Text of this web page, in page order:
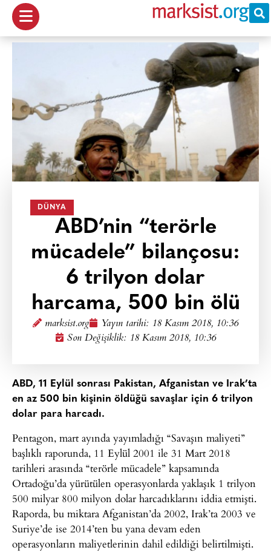
DÜNYA
ABD’nin “terörle
mücadele” bilançosu:
6 trilyon dolar
harcama, 500 bin ölü
marksist.org Yayın tarihi: 18 Kasım 2018, 10:36
Son Değişiklik: 18 Kasım 2018, 10:36
ABD, 11 Eylül sonrası Pakistan, Afganistan ve Irak’ta
en az 500 bin kişinin öldüğü savaşlar için 6 trilyon
dolar para harcadı.
Pentagon, mart ayında yayımladığı “Savaşın maliyeti”
başlıklı raporunda, 11 Eylül 2001 ile 31 Mart 2018
tarihleri arasında “terörle mücadele” kapsamında
Ortadoğu’da yürütülen operasyonlarda yaklaşık 1 trilyon
500 milyar 800 milyon dolar harcadıklarını iddia etmişti.
Raporda, bu miktara Afganistan’da 2002, Irak’ta 2003 ve
Suriye’de ise 2014’ten bu yana devam eden
operasyonların maliyetlerinin dahil edildiği belirtilmişti.